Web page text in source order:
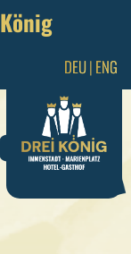
DEU| ENG